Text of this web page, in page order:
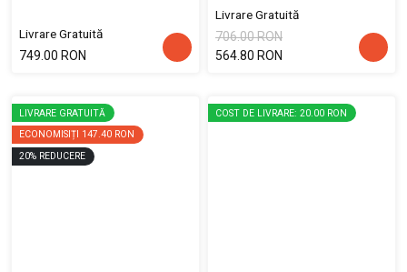
Livrare Gratuită
749.00 RON
Livrare Gratuită
706.00 RON
564.80 RON
LIVRARE GRATUITĂ
ECONOMISIȚI 147.40 RON
20% REDUCERE
COST DE LIVRARE: 20.00 RON